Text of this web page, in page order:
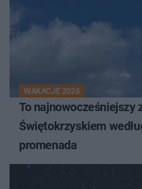
WAKACJE 2026
To najnowocześniejszy
Świętokrzyskiem
promenada